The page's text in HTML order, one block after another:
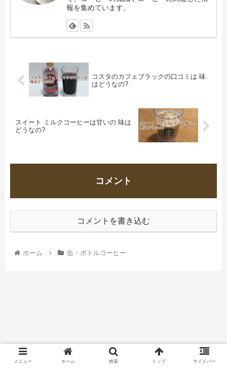
報を集めています。
コスタのカフェブラックの口コミは 味
はどうなの?
スイート ミルクコーヒーは甘いの 味は
どうなの?
コメント
コメントを書き込む
ホーム 缶・ボトルコーヒー
メニュー ホーム 検索 トップ サイドバー